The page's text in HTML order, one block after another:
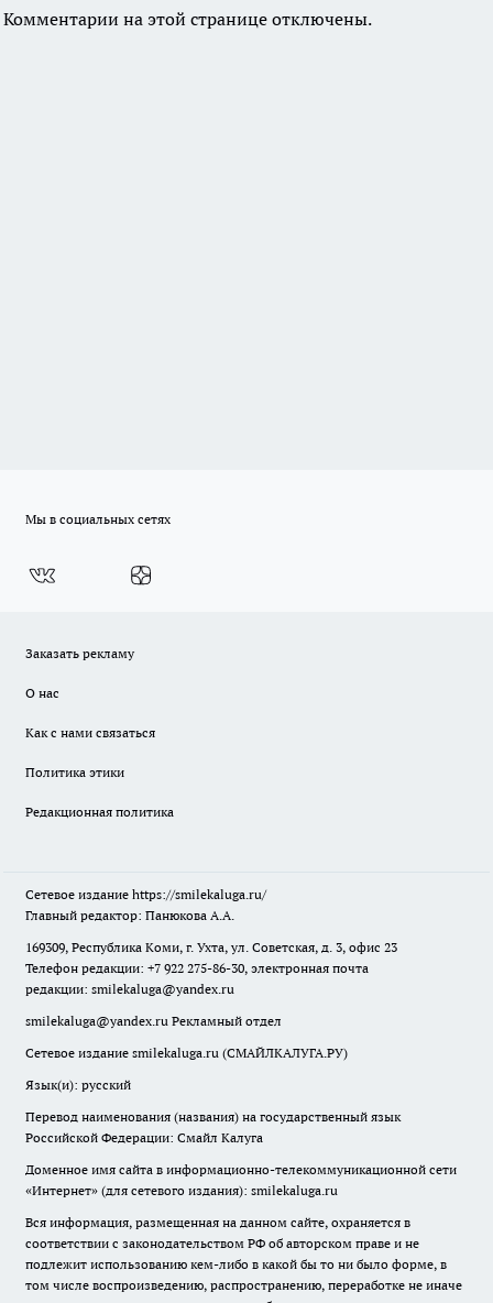
Комментарии на этой странице отключены.
Мы в социальных сетях
Заказать рекламу
О нас
Как с нами связаться
Политика этики
Редакционная политика
Сетевое издание https://smilekaluga.ru/
Главный редактор: Панюкова А.А.
169309, Республика Коми, г. Ухта, ул. Советская, д. 3, офис 23
Телефон редакции: +7 922 275-86-30, электронная почта
редакции: smilekaluga@yandex.ru
smilekaluga@yandex.ru Рекламный отдел
Сетевое издание smilekaluga.ru (СМАЙЛКАЛУГА.РУ)
Язык(и): русский
Перевод наименования (названия) на государственный язык
Российской Федерации: Смайл Калуга
Доменное имя сайта в информационно-телекоммуникационной сети
«Интернет» (для сетевого издания): smilekaluga.ru
Вся информация, размещенная на данном сайте, охраняется в
соответствии с законодательством РФ об авторском праве и не
подлежит использованию кем-либо в какой бы то ни было форме, в
том числе воспроизведению, распространению, переработке не иначе